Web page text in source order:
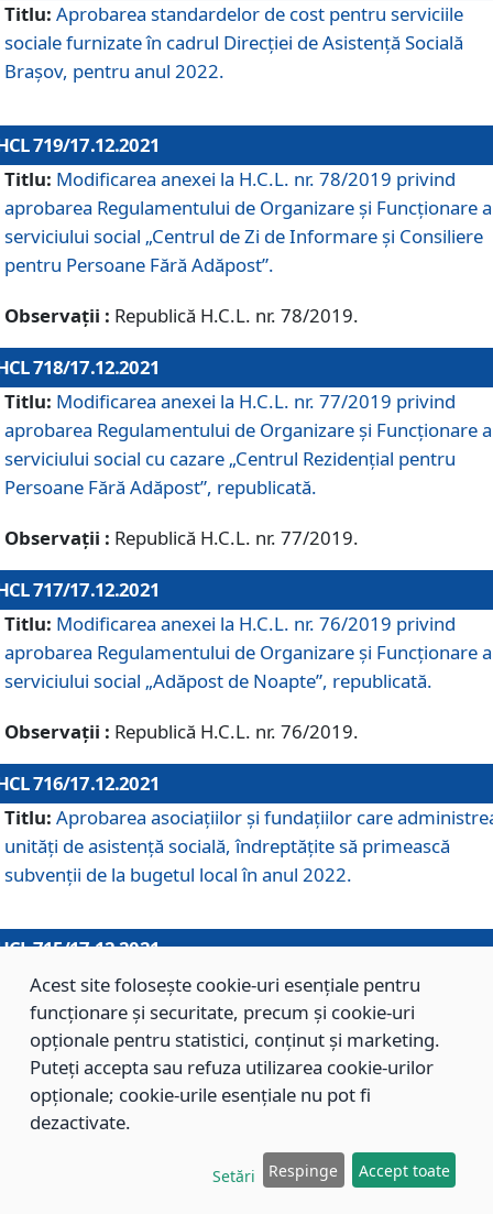
Titlu: Aprobarea standardelor de cost pentru serviciile
sociale furnizate în cadrul Direcției de Asistență Socială
Brașov, pentru anul 2022.
719/17.12.2021
Titlu: Modificarea anexei la H.C.L. nr. 78/2019 privind
aprobarea Regulamentului de Organizare și Funcționare
serviciului social „Centrul de Zi de Informare şi Consiliere
pentru Persoane Fără Adăpost”.
Observații : Republică H.C.L. nr. 78/2019.
718/17.12.2021
Titlu: Modificarea anexei la H.C.L. nr. 77/2019 privind
aprobarea Regulamentului de Organizare și Funcționare
serviciului social cu cazare „Centrul Rezidențial pentru
Persoane Fără Adăpost”, republicată.
Observații : Republică H.C.L. nr. 77/2019.
717/17.12.2021
Titlu: Modificarea anexei la H.C.L. nr. 76/2019 privind
aprobarea Regulamentului de Organizare şi Funcționare
serviciului social „Adăpost de Noapte”, republicată.
Observații : Republică H.C.L. nr. 76/2019.
716/17.12.2021
Titlu: Aprobarea asociaţiilor şi fundaţiilor care
unităţi de asistenţă socială, îndreptăţite să primească
subvenţii de la bugetul local în anul 2022.
715/17.12.2021
Titlu: Aprobarea Planului de acţiuni sau lucrări de interes
local pentru anul 2022.
714/17.12.2021
Titlu: Modificarea Anexei la H.C.L. nr. 709/2020 privind
aprobarea Regulamentului de Organizare şi Funcţionare
Direcţiei de Asistenţă Socială Braşov.
Acest site folosește cookie-uri esențiale pentru
funcționare și securitate, precum și cookie-uri
opționale pentru statistici, conținut și marketing.
Puteți accepta sau refuza utilizarea cookie-urilor
opționale; cookie-urile esențiale nu pot fi
dezactivate.
Setări Respinge Accept toate